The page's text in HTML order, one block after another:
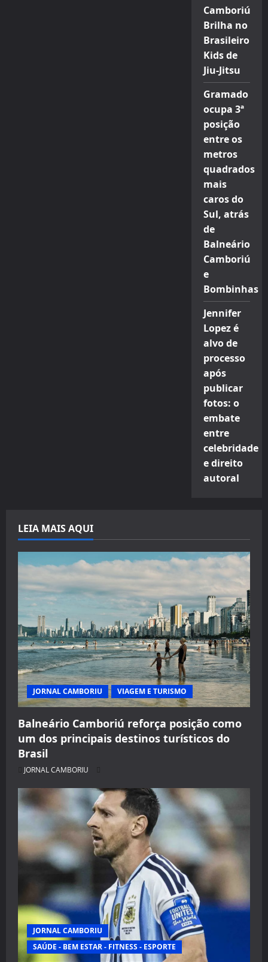
Camboriú
Brilha no
Brasileiro
Kids de
Jiu-Jitsu
Gramado
ocupa 3ª
posição
entre os
metros
quadrados
mais
caros do
Sul, atrás
de
Balneário
Camboriú
e
Bombinhas
Jennifer
Lopez é
alvo de
processo
após
publicar
fotos: o
embate
entre
celebridade
e direito
autoral
LEIA MAIS AQUI
JORNAL CAMBORIU VIAGEM E TURISMO
Balneário Camboriú reforça posição como
um dos principais destinos turísticos do
Brasil
JORNAL CAMBORIU
JORNAL CAMBORIU
SAÚDE - BEM ESTAR - FITNESS - ESPORTE